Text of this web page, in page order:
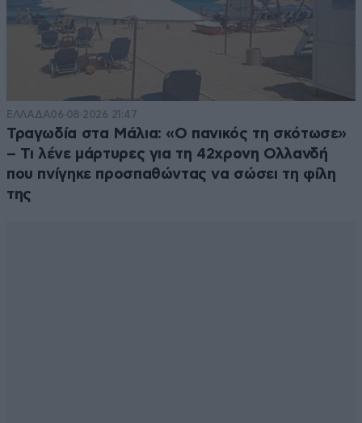
ΕΛΛΑΔΑ06·08·2026 21:47
Τραγωδία στα Μάλια: «Ο πανικός τη σκότωσε»
– Τι λένε μάρτυρες για τη 42χρονη Ολλανδή
που πνίγηκε προσπαθώντας να σώσει τη φίλη
της